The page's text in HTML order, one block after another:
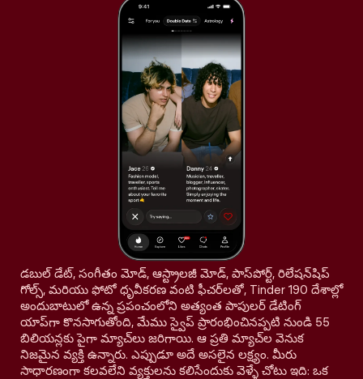
డబుల్ డేట్, సంగీతం మోడ్, ఆస్ట్రాలజీ మోడ్, పాస్‌పోర్ట్, రిలేషన్‌షిప్
గోల్స్, మరియు ఫోటో ధృవీకరణ వంటి ఫీచర్‌లతో, Tinder 190 దేశాల్లో
అందుబాటులో ఉన్న ప్రపంచంలోని అత్యంత పాపులర్ డేటింగ్
యాప్‌గా కొనసాగుతోంది, మేము స్వైప్ ప్రారంభించినప్పటి నుండి 55
బిలియన్లకు పైగా మ్యాచ్‌లు జరిగాయి. ఆ ప్రతి మ్యాచ్‌ల వెనుక
నిజమైన వ్యక్తి ఉన్నారు. ఎప్పుడూ అదే అసలైన లక్ష్యం. మీరు
సాధారణంగా కలవలేని వ్యక్తులను కలిసేందుకు వెళ్ళే చోటు ఇది: ఒక